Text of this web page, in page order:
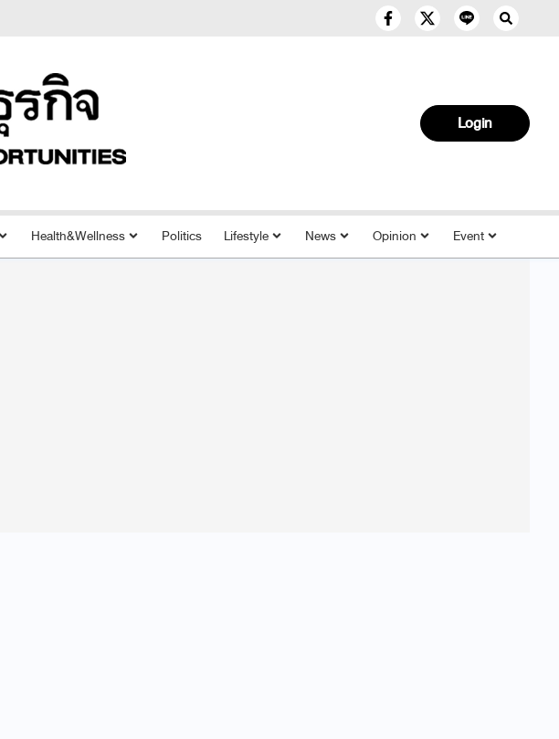
Login
Health&Wellness Politics Lifestyle News Opinion Event